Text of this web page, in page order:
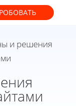
и решения